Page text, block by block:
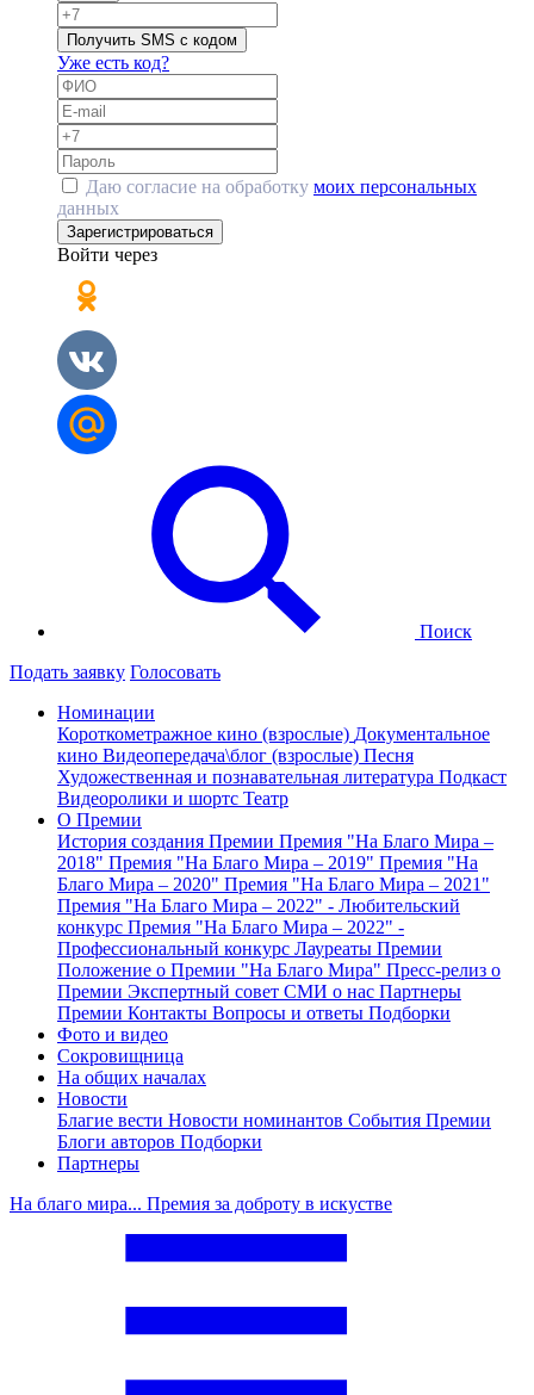
Получить SMS с кодом
Уже есть код?
Даю согласие на обработку моих персональных
данных
Зарегистрироваться
Войти через
Поиск
Подать заявку Голосовать
Номинации
Короткометражное кино (взрослые) Документальное
кино Видеопередача\блог (взрослые) Песня
Художественная и познавательная литература Подкаст
Видеоролики и шортс Театр
О Премии
История создания Премии Премия "На Благо Мира –
2018" Премия "На Благо Мира – 2019" Премия "На
Благо Мира – 2020" Премия "На Благо Мира – 2021"
Премия "На Благо Мира – 2022" - Любительский
конкурс Премия "На Благо Мира – 2022" -
Профессиональный конкурс Лауреаты Премии
Положение о Премии "На Благо Мира" Пресс-релиз о
Премии Экспертный совет СМИ о нас Партнеры
Премии Контакты Вопросы и ответы Подборки
Фото и видео
Сокровищница
На общих началах
Новости
Благие вести Новости номинантов События Премии
Блоги авторов Подборки
Партнеры
На благо мира... Премия за доброту в искустве